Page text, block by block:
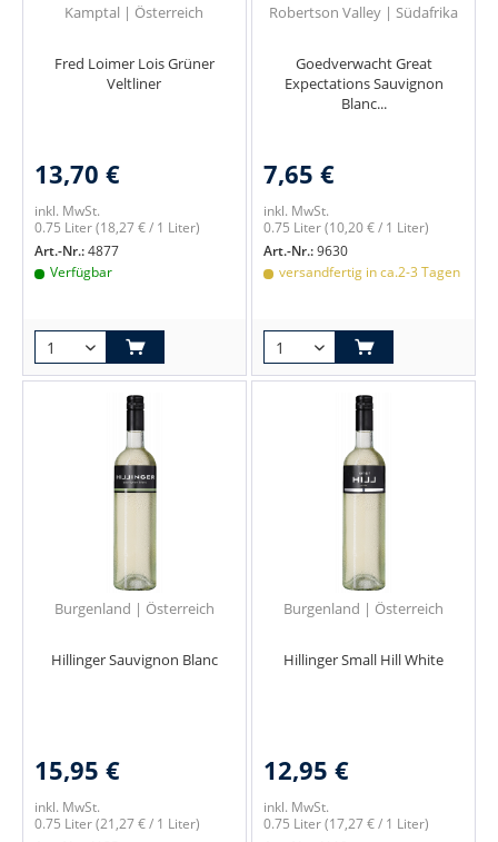
Kamptal | Österreich
Fred Loimer Lois Grüner
Veltliner
13,70 €
inkl. MwSt.
0.75 Liter(18,27 € / 1 Liter)
Art.-Nr.:4877
Verfügbar
Robertson Valley | Südafrika
Goedverwacht Great
Expectations Sauvignon
Blanc...
7,65 €
inkl. MwSt.
0.75 Liter(10,20 € / 1 Liter)
Art.-Nr.:9630
versandfertig in ca.2-3 Tagen
Burgenland | Österreich
Hillinger Sauvignon Blanc
15,95 €
inkl. MwSt.
0.75 Liter(21,27 € / 1 Liter)
Burgenland | Österreich
Hillinger Small Hill White
12,95 €
inkl. MwSt.
0.75 Liter(17,27 € / 1 Liter)